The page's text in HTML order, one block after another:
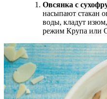
Овсянка с
насыпают стакан
воды, кладут
режим Крупа или